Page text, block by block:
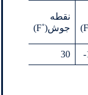
نقطه
جوش(˚F)
30